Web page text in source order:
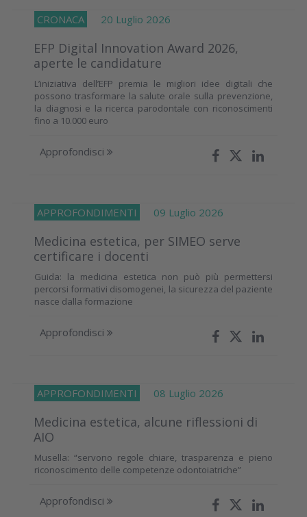
CRONACA 20 Luglio 2026
EFP Digital Innovation Award 2026,
aperte le candidature
L’iniziativa dell’EFP premia le migliori idee digitali che
possono trasformare la salute orale sulla prevenzione,
la diagnosi e la ricerca parodontale con riconoscimenti
fino a 10.000 euro
Approfondisci
APPROFONDIMENTI 09 Luglio 2026
Medicina estetica, per SIMEO serve
certificare i docenti
Guida: la medicina estetica non può più permettersi
percorsi formativi disomogenei, la sicurezza del paziente
nasce dalla formazione
Approfondisci
APPROFONDIMENTI 08 Luglio 2026
Medicina estetica, alcune riflessioni di
AIO
Musella: “servono regole chiare, trasparenza e pieno
riconoscimento delle competenze odontoiatriche”
Approfondisci